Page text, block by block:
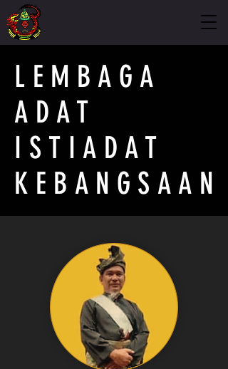
LEMBAGA
ADAT
ISTIADAT
KEBANGSAAN